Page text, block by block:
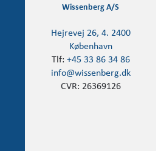
Wissenberg A/S
Hejrevej 26, 4. 2400
København
Tlf: +45 33 86 34 86
info@wissenberg.dk
CVR: 26369126